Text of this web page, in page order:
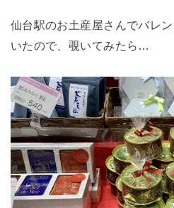
仙台駅のお土産屋さんでバレ
いたので、覗いてみたら…